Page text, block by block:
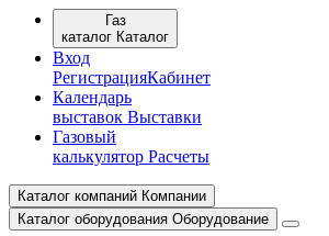
Газ
каталог Каталог
Вход
РегистрацияКабинет
Календарь
выставок Выставки
Газовый
калькулятор Расчеты
Каталог компаний Компании
Каталог оборудования Оборудование